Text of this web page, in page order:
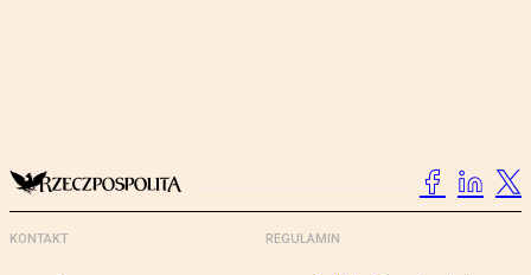
KONTAKT REGULAMIN